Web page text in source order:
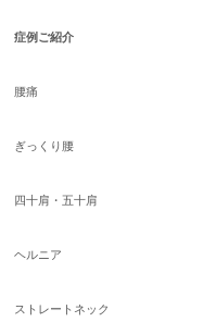
症例ご紹介
腰痛
ぎっくり腰
四十肩・五十肩
ヘルニア
ストレートネック